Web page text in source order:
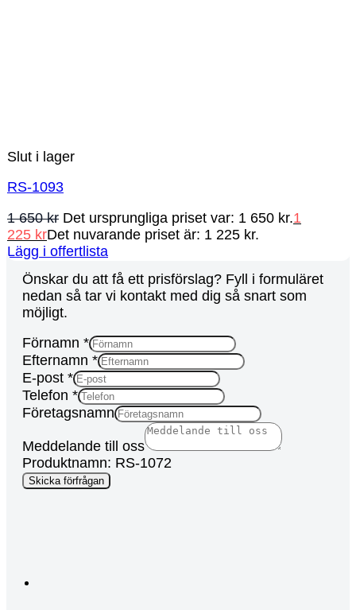
Slut i lager
RS-1093
1 650kr Det ursprungliga priset var: 1 650 kr.1
225 krDet nuvarande priset är: 1 225 kr.
Lägg i offertlista
Önskar du att få ett prisförslag? Fyll i formuläret
nedan så tar vi kontakt med dig så snart som
möjligt.
Förnamn *
Efternamn *
E-post *
Telefon *
Företagsnamn
Meddelande till oss
Produktnamn: RS-1072
tillSkicka förfrågan